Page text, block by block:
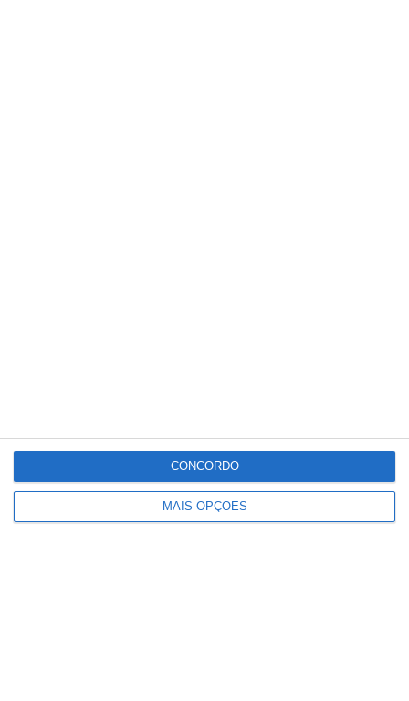
MAIS OPÇÕES
CONCORDO